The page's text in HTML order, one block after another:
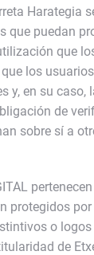
Harategia
que puedan
que
los
en su
de
sobre sí a
o
de